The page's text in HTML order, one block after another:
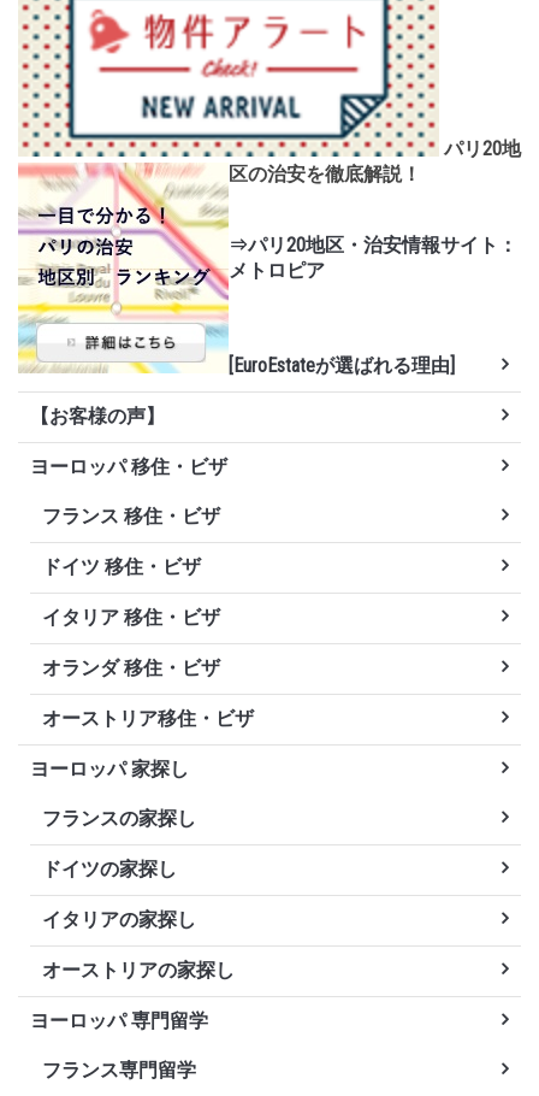
パリ20地
区の治安を徹底解説！
⇒パリ20地区・治安情報サイト：
メトロピア
[EuroEstateが選ばれる理由]
【お客様の声】
ヨーロッパ 移住・ビザ
フランス 移住・ビザ
ドイツ 移住・ビザ
イタリア 移住・ビザ
オランダ 移住・ビザ
オーストリア移住・ビザ
ヨーロッパ 家探し
フランスの家探し
ドイツの家探し
イタリアの家探し
オーストリアの家探し
ヨーロッパ 専門留学
フランス専門留学